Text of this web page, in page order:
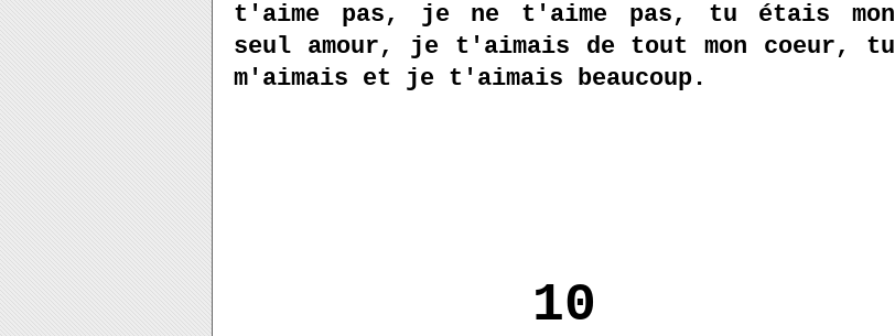
t'aime pas, je ne t'aime pas, tu étais mon
seul amour, je t'aimais de tout mon coeur, tu
m'aimais et je t'aimais beaucoup.
10